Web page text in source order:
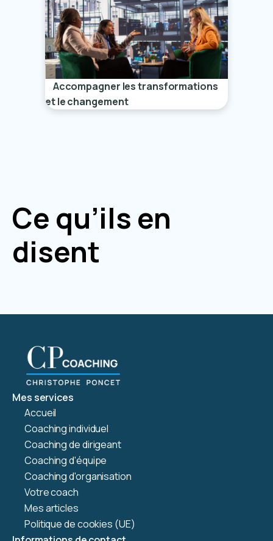
Accompagner les transformations
et le changement
Ce qu’ils en
disent
Mes services
Accueil
Coaching individuel
Coaching de dirigeant
Coaching d'équipe
Coaching d'organisation
Votre coach
Mes articles
Politique de cookies (UE)